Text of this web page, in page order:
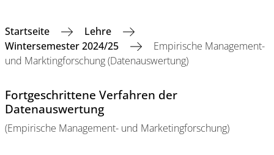
Startseite
Lehre
Wintersemester 2024/25
Empirische Management-
und Marktingforschung (Datenauswertung)
Fortgeschrittene Verfahren der
Datenauswertung
(Empirische Management- und Marketingforschung)